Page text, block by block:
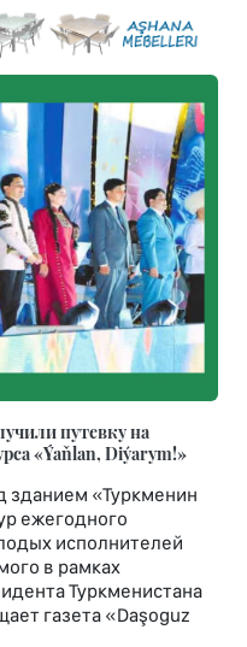
путевку на
«Ýaňlan, Diýarym!»
зданием «Туркменин
ежегодного
исполнителей
в рамках
Туркменистана
газета «Daşoguz